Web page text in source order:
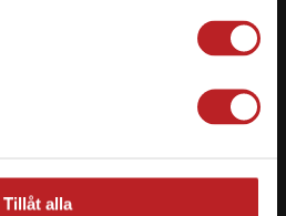
Tillåt alla
Falun
Dina köp är alltid